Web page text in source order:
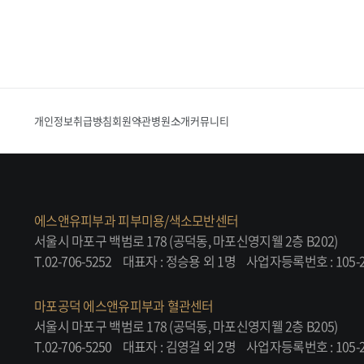
개인정보취급방침회원약관병원소개커뮤니티
에스앤유피부과 피부미용/색소모반센터
서울시 마포구 백범로 178 (공덕동, 마포신영지웰 2층 B202)
T.02-706-5252
대표자 : 정승용 외 1명 사업자등록번호 :
마포공덕 에스앤유피부과 혈관센터
서울시 마포구 백범로 178 (공덕동, 마포신영지웰 2층 B205)
T.02-706-5250
대표자 : 김영걸 외 2명 사업자등록번호 :